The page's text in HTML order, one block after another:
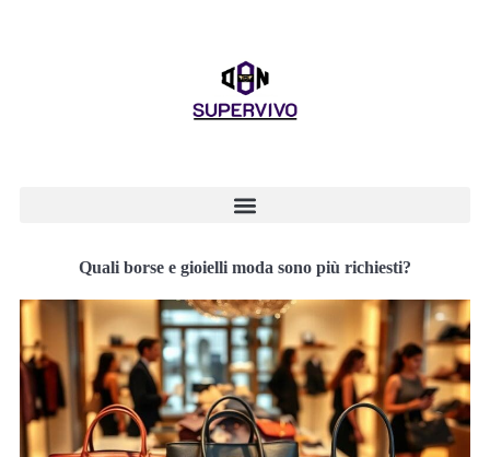
Quali borse e gioielli moda sono più richiesti?